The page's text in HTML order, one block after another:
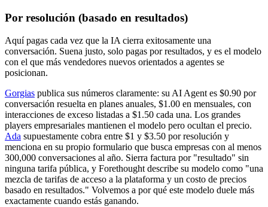
Por resolución (basado en resultados)
Aquí pagas cada vez que la IA cierra exitosamente una
conversación. Suena justo, solo pagas por resultados, y es el modelo
con el que más vendedores nuevos orientados a agentes se
posicionan.
Gorgias publica sus números claramente: su AI Agent es $0.90 por
conversación resuelta en planes anuales, $1.00 en mensuales, con
interacciones de exceso listadas a $1.50 cada una. Los grandes
players empresariales mantienen el modelo pero ocultan el precio.
Ada supuestamente cobra entre $1 y $3.50 por resolución y
menciona en su propio formulario que busca empresas con al menos
300,000 conversaciones al año. Sierra factura por "resultado" sin
ninguna tarifa pública, y Forethought describe su modelo como "una
mezcla de tarifas de acceso a la plataforma y un costo de precios
basado en resultados." Volvemos a por qué este modelo duele más
exactamente cuando estás ganando.